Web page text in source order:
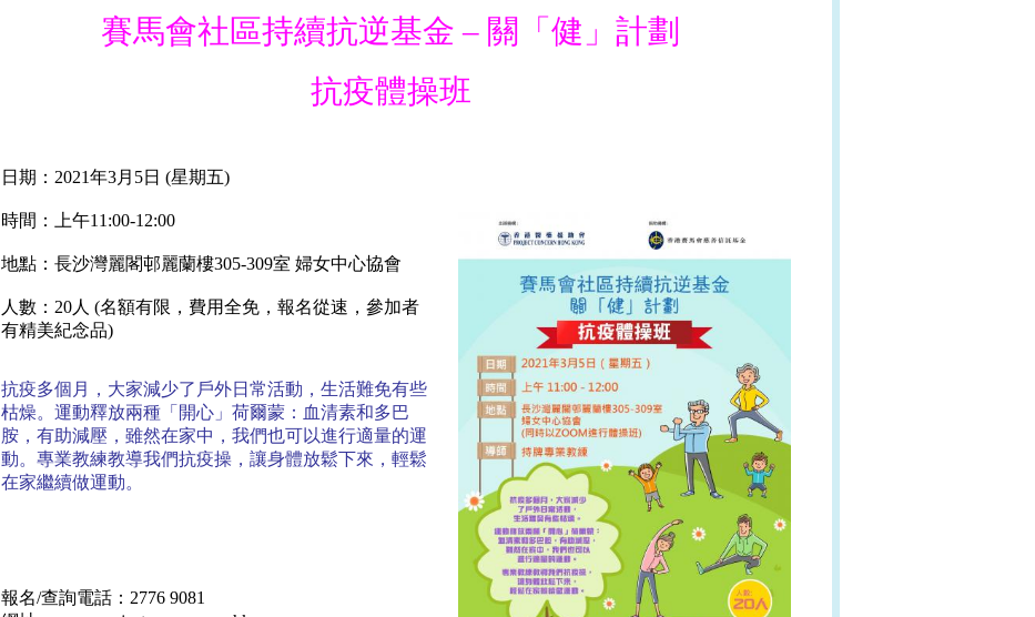
賽馬會社區持續抗逆基金 – 關「健」計劃
抗疫體操班
日期：2021年3月5日 (星期五)
時間：上午11:00-12:00
地點： 長沙灣麗閣邨麗蘭樓305-309室 婦女中心協會
人數：20人 (名額有限，費用全免，報名從速，參加者
有精美紀念品)
抗疫多個月，大家減少了戶外日常活動，生活難免有些
枯燥。 運動釋放兩種「開心」荷爾蒙：血清素和多巴
胺，有助減壓，雖然在家中，我們也可以進行適量的運
動。 專業教練教導我們抗疫操，讓身體放鬆下來，輕鬆
在家繼續做運動。
報名/查詢電話：2776 9081